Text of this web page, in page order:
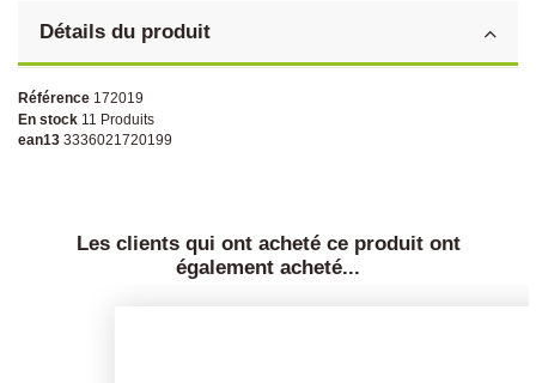
Détails du produit
Référence 172019
En stock 11 Produits
ean13 3336021720199
Les clients qui ont acheté ce produit ont
également acheté...